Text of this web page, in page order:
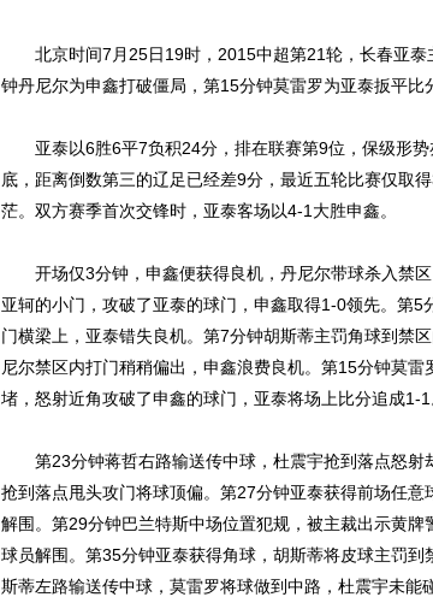
北京时间7月25日19时，2015中超第21轮，长春亚泰
钟丹尼尔为申鑫打破僵局，第15分钟莫雷罗为亚泰扳平比
亚泰以6胜6平7负积24分，排在联赛第9位，保级形势
底，距离倒数第三的辽足已经差9分，最近五轮比赛仅取
茫。双方赛季首次交锋时，亚泰客场以4-1大胜申鑫。
开场仅3分钟，申鑫便获得良机，丹尼尔带球杀入禁区
亚轲的小门，攻破了亚泰的球门，申鑫取得1-0领先。第
门横梁上，亚泰错失良机。第7分钟胡斯蒂主罚角球到禁
尼尔禁区内打门稍稍偏出，申鑫浪费良机。第15分钟莫
堵，怒射近角攻破了申鑫的球门，亚泰将场上比分追成1-1
第23分钟蒋哲右路输送传中球，杜震宇抢到落点怒射
抢到落点甩头攻门将球顶偏。第27分钟亚泰获得前场任
解围。第29分钟巴兰特斯中场位置犯规，被主裁出示黄
球员解围。第35分钟亚泰获得角球，胡斯蒂将皮球主罚
斯蒂左路输送传中球，莫雷罗将球做到中路，杜震宇未能